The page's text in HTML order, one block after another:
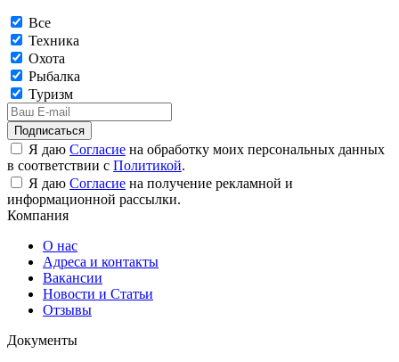
Все
Техника
Охота
Рыбалка
Туризм
Подписаться
Я даю Согласие на обработку моих персональных данных
в соответствии с Политикой.
Я даю Согласие на получение рекламной и
информационной рассылки.
Компания
О нас
Адреса и контакты
Вакансии
Новости и Статьи
Отзывы
Документы